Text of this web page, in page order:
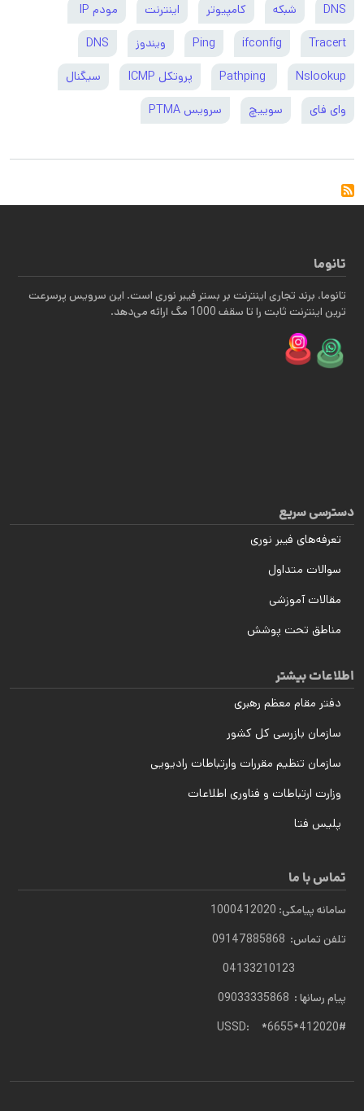
DNS شبکه کامپیوتر اینترنت مودم IP
Tracert
ifconfig
Ping ویندوز DNS
Nslookup پروتکل ICMP سیگنال
وای فای سوییچ سرویس PTMA
تانوما
تانوما، برند تجاری اینترنت بر بستر فیبر نوری است. این سرویس پرسرعت
ترین اینترنت ثابت را تا سقف 1000 مگ ارائه می‌دهد.
دسترسی سریع
تعرفه‌های فیبر نوری
سوالات متداول
مقالات آموزشی
مناطق تحت پوشش
اطلاعات بیشتر
دفتر مقام معظم رهبری
سازمان بازرسی کل کشور
سازمان تنظیم مقررات وارتباطات رادیویی
وزارت ارتباطات و فناوری اطلاعات
پلیس فتا
تماس با ما
سامانه پیامکی: 1000412020
تلفن تماس: 09147885868
پیام رسانها : 09033335868
USSD: *6655*412020#